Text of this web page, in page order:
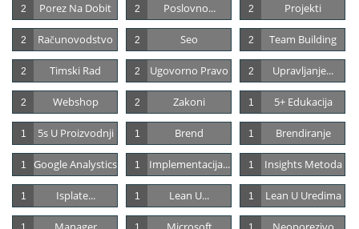
Porez Na Dobit
2 Poslovno...
2 Projekti
2
Računovodstvo
2 Seo
2 Team Building
2
Timski Rad
2 Ugovorno Pravo
2 Upravljanje...
2
Webshop
2 Zakoni
2 5+ Edukacija
1
5s U Proizvodnji
1 Brend
1 Brendiranje
1
Google Analystics
1 Implementacija...
1 Insights Metoda
1
Isplate...
1 Lean U...
1 Lean U Uredima
1